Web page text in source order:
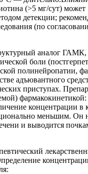
(>5 мг/сут) может
детекции;
(по
аналог
боли
полинейропатии,
адъювантного
приступах.
фармакокинетикой:
концентрации в
меньшим. Он
и выводится